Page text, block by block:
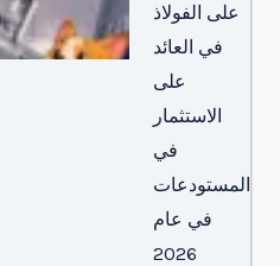
على الفولاذ
في العائد
على
الاستثمار
في
المستودعات
في عام
2026